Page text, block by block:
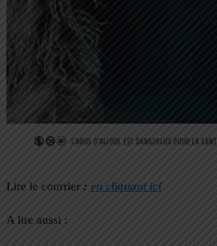
Lire le courrier : en cliquant ici
A lire aussi :